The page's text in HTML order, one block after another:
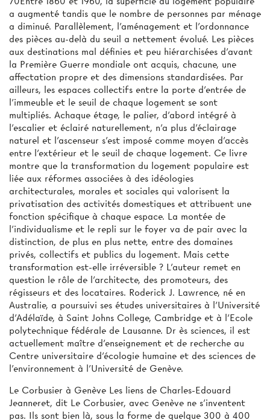
a augmenté tandis que le nombre de personnes par ménage
a diminué. Parallèlement, l'aménagement et l'ordonnance
des pièces au-delà du seuil a nettement évolué. Les pièces
aux destinations mal définies et peu hiérarchisées d'avant
la Première Guerre mondiale ont acquis, chacune, une
affectation propre et des dimensions standardisées. Par
ailleurs, les espaces collectifs entre la porte d’entrée de
l’immeuble et le seuil de chaque logement se sont
multipliés. Achaque étage, le palier, d’abord intégré à
l’escalier et éclairé naturellement, n’a plus d’éclairage
naturel et l’ascenseur s’est imposé comme moyen d’accès
entre l’extérieur et le seuil de chaque logement. Ce livre
montre que la transformation du logement populaire est
liée aux réformes associées à des idéologies
architecturales, morales et sociales qui valorisent la
privatisation des activités domestiques et attribuent une
fonction spécifique à chaque espace. La montée de
l’individualisme et le repli sur le foyer va de pair avec la
distinction, de plus en plus nette, entre des domaines
privés, collectifs et publics du logement. Mais cette
transformation est-elle irréversible ? L’auteur remet en
question le rôle de l’architecte, des promoteurs, des
régisseurs et des locataires. Roderick J. Lawrence, né en
Australie, a poursuivi ses études universitaires à l’Université
d’Adélaïde, à Saint Johns College, Cambridge et à l’Ecole
polytechnique fédérale de Lausanne. Dr ès sciences, il est
actuellement maître d’enseignement et de recherche au
Centre universitaire d’écologie humaine et des sciences de
l’environnement à l’Université de Genève.
Le Corbusier à Genève Les liens de Charles-Edouard
Jeanneret, dit Le Corbusier, avec Genève ne s’inventent
pas. Ils sont bien là, sous la forme de quelque 300 à 400